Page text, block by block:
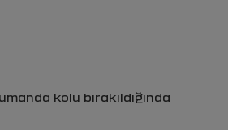
kolu bırakıldığında